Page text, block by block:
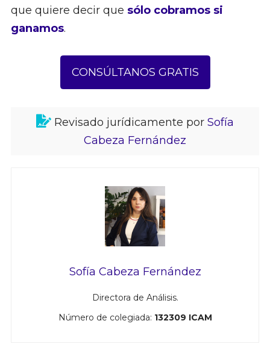
que quiere decir que sólo cobramos si
ganamos.
CONSÚLTANOS GRATIS
Revisado jurídicamente por Sofía
Cabeza Fernández
Sofía Cabeza Fernández
Directora de Análisis.
Número de colegiada: 132309 ICAM